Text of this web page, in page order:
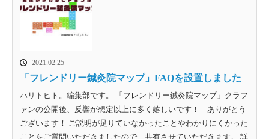
2021.02.25
「フレンドリー鍼灸院マップ」FAQを設置しました
ハリトヒト。編集部です。 「フレンドリー鍼灸院マップ」クラフ
ァンの公開後、反響が想定以上に多く嬉しいです！ ありがとう
ございます！ ご説明が足りていなかったことやわかりにくかった
ことをご質問いただきましたので、共有させていただきます。 詳